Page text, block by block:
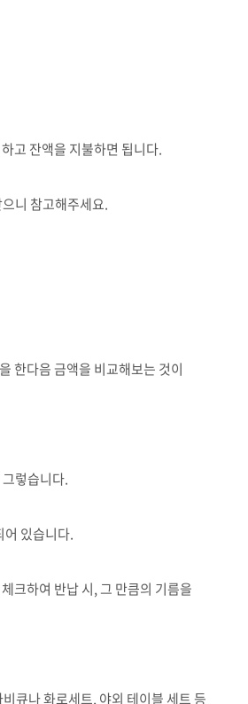
고 잔액을 지불하면 됩니다.
니 참고해주세요.
한다음 금액을 비교해보는 것이
렇습니다.
있습니다.
크하여 반납 시, 그 만큼의 기름을
큐나 화로세트, 야외 테이블 세트 등